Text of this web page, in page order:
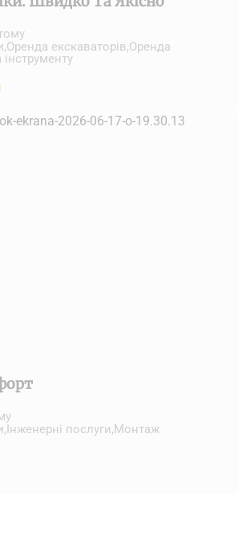
,Оренда екскаваторів,Оренда
інструменту
,Інженерні послуги,Монтаж